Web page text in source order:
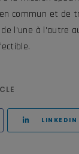
commun et de
l'une à l'autre
LINKEDIN